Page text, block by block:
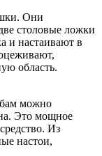
Они
столовые ложки
и настаивают в
область.
можно
Это мощное
Из
настои,